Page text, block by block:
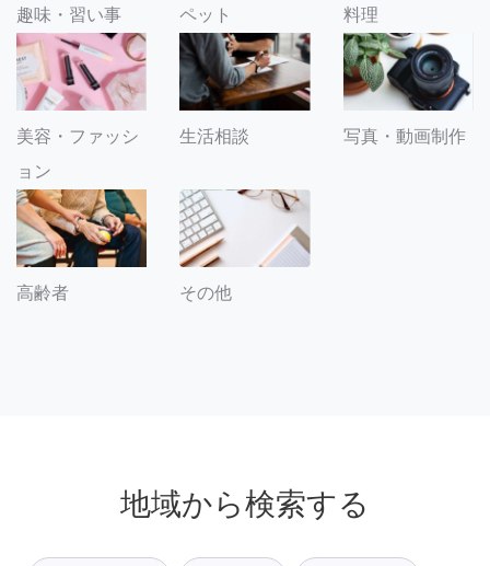
趣味・習い事 ペット 料理
美容・ファッシ
ョン
生活相談 写真・動画制作
高齢者 その他
地域から検索する